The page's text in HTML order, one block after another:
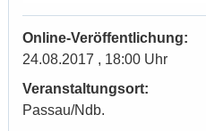
Online-Veröffentlichung:
24.08.2017 , 18:00 Uhr
Veranstaltungsort:
Passau/Ndb.